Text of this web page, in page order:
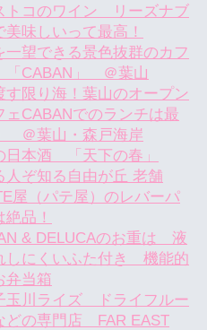
トコのワイン リーズナブ
美味しいって最高！
一望できる景色抜群のカフ
CABAN」 ＠葉山
す限り海！葉山のオープン
ェCABANでのランチは最
＠葉山・森戸海岸
日本酒 「天下の春」
人ぞ知る自由が丘 老舗
屋（パテ屋）のレバーパ
絶品！
& DELUCAのお重は 液
しにくいふた付き 機能的
弁当箱
玉川ライズ ドライフルー
どの専門店 FAR EAST